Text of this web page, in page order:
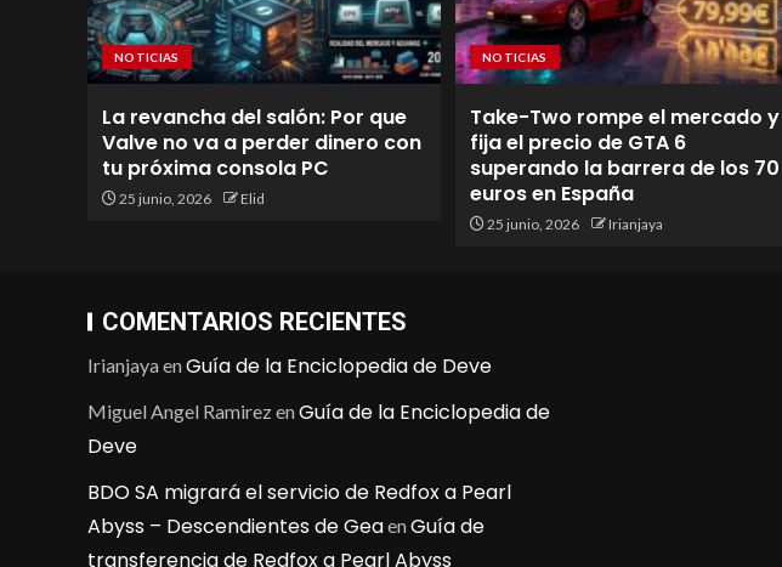
NOTICIAS
La revancha del salón: Por que
Valve no va a perder dinero con
tu próxima consola PC
25 junio, 2026 Elid
NOTICIAS
Take-Two rompe el mercado y
fija el precio de GTA 6
superando la barrera de los 70
euros en España
25 junio, 2026 Irianjaya
COMENTARIOS RECIENTES
IrianjayaenGuía de la Enciclopedia de Deve
Miguel Angel RamirezenGuía de la Enciclopedia de
Deve
BDO SA migrará el servicio de Redfox a Pearl
Abyss – Descendientes de GeaenGuía de
transferencia de Redfox a Pearl Abyss